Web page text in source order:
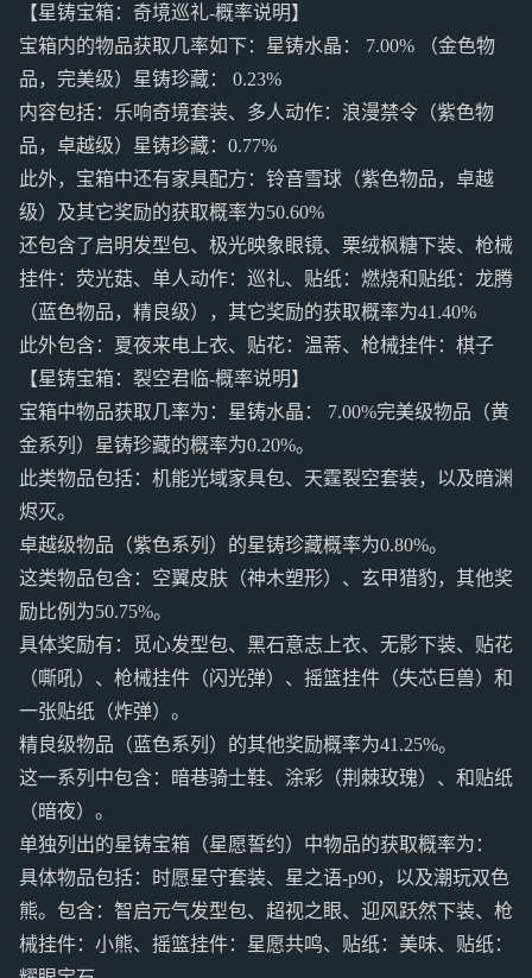
【星铸宝箱：奇境巡礼-概率说明】
宝箱内的物品获取几率如下：星铸水晶： 7.00% （金色物
品，完美级）星铸珍藏： 0.23%
内容包括：乐响奇境套装、多人动作：浪漫禁令（紫色物
品，卓越级）星铸珍藏：0.77%
此外，宝箱中还有家具配方：铃音雪球（紫色物品，卓越
级）及其它奖励的获取概率为50.60%
还包含了启明发型包、极光映象眼镜、栗绒枫糖下装、枪械
挂件：荧光菇、单人动作：巡礼、贴纸：燃烧和贴纸：龙腾
（蓝色物品，精良级），其它奖励的获取概率为41.40%
此外包含：夏夜来电上衣、贴花：温蒂、枪械挂件：棋子
【星铸宝箱：裂空君临-概率说明】
宝箱中物品获取几率为：星铸水晶： 7.00%完美级物品（黄
金系列）星铸珍藏的概率为0.20%。
此类物品包括：机能光域家具包、天霆裂空套装，以及暗渊
烬灭。
卓越级物品（紫色系列）的星铸珍藏概率为0.80%。
这类物品包含：空翼皮肤（神木塑形）、玄甲猎豹，其他奖
励比例为50.75%。
具体奖励有：觅心发型包、黑石意志上衣、无影下装、贴花
（嘶吼）、枪械挂件（闪光弹）、摇篮挂件（失芯巨兽）和
一张贴纸（炸弹）。
精良级物品（蓝色系列）的其他奖励概率为41.25%。
这一系列中包含：暗巷骑士鞋、涂彩（荆棘玫瑰）、和贴纸
（暗夜）。
单独列出的星铸宝箱（星愿誓约）中物品的获取概率为：
具体物品包括：时愿星守套装、星之语-p90，以及潮玩双色
熊。包含：智启元气发型包、超视之眼、迎风跃然下装、枪
械挂件：小熊、摇篮挂件：星愿共鸣、贴纸：美味、贴纸：